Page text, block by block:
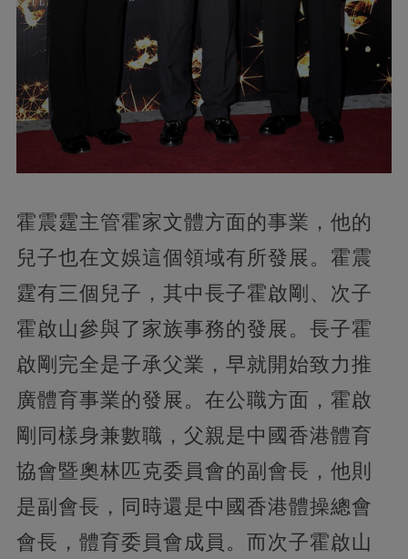
霍震霆主管霍家文體方面的事業，他的
兒子也在文娛這個領域有所發展。霍震
霆有三個兒子，其中長子霍啟剛、次子
霍啟山參與了家族事務的發展。長子霍
啟剛完全是子承父業，早就開始致力推
廣體育事業的發展。在公職方面，霍啟
剛同樣身兼數職，父親是中國香港體育
協會暨奧林匹克委員會的副會長，他則
是副會長，同時還是中國香港體操總會
會長，體育委員會成員。而次子霍啟山